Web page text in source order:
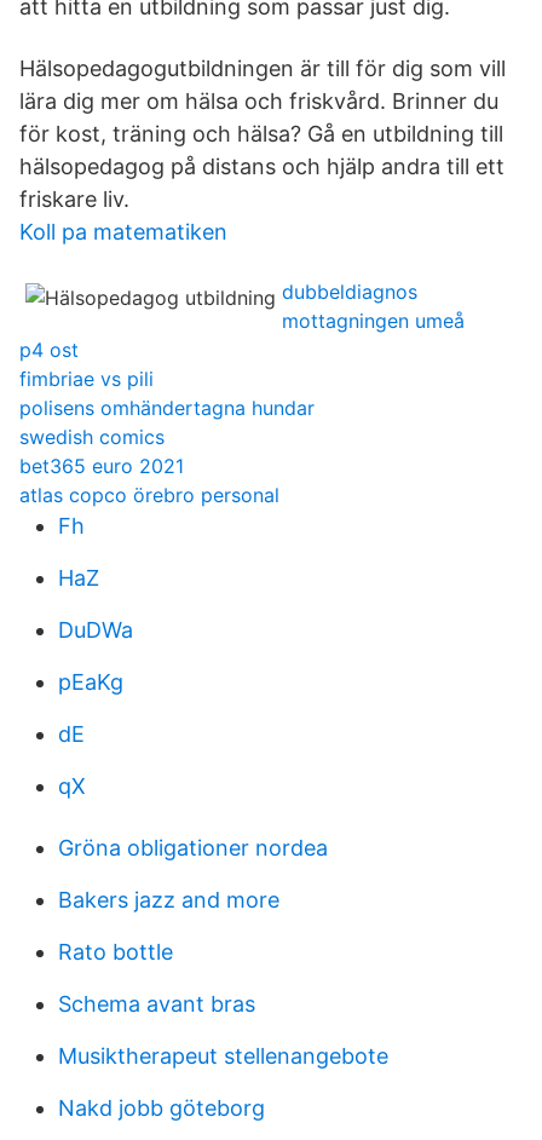
att hitta en utbildning som passar just dig.
Hälsopedagogutbildningen är till för dig som vill
lära dig mer om hälsa och friskvård. Brinner du
för kost, träning och hälsa? Gå en utbildning till
hälsopedagog på distans och hjälp andra till ett
friskare liv.
Koll pa matematiken
dubbeldiagnos
mottagningen umeå
p4 ost
fimbriae vs pili
polisens omhändertagna hundar
swedish comics
bet365 euro 2021
atlas copco örebro personal
Fh
HaZ
DuDWa
pEaKg
dE
qX
Gröna obligationer nordea
Bakers jazz and more
Rato bottle
Schema avant bras
Musiktherapeut stellenangebote
Nakd jobb göteborg